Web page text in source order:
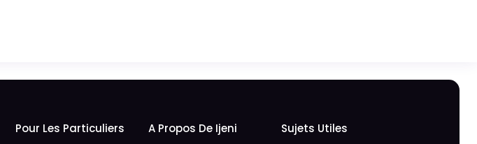
Pour Les Particuliers
A Propos De Ijeni
Sujets Utiles